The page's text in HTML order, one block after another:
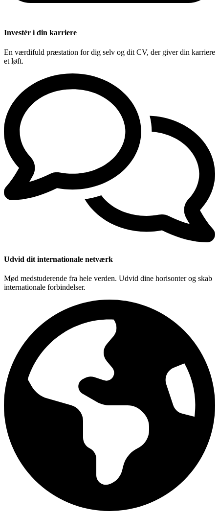
Investér i din karriere
En værdifuld præstation for dig selv og dit CV, der giver din karriere
et løft.
Udvid dit internationale netværk
Mød medstuderende fra hele verden. Udvid dine horisonter og skab
internationale forbindelser.